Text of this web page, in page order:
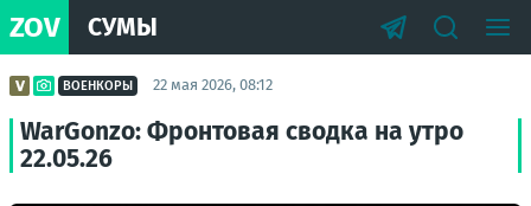
ZOV СУМЫ
ВОЕНКОРЫ 22 мая 2026, 08:12
WarGonzo: Фронтовая сводка на утро
22.05.26